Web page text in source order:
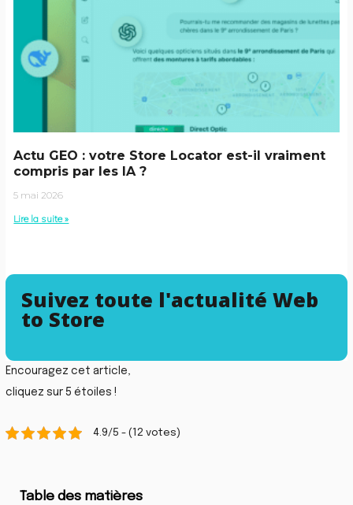
Encouragez cet article,
cliquez sur 5 étoiles !
4.9/5 - (12 votes)
Table des matières
Actu GEO : votre Store Locator est-il vraiment
compris par les IA ?
5 mai 2026
Lire la suite »
Suivez toute l'actualité Web
to Store